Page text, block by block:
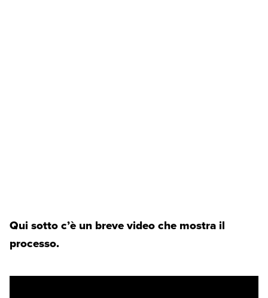
Qui sotto c’è un breve video che mostra il
processo.